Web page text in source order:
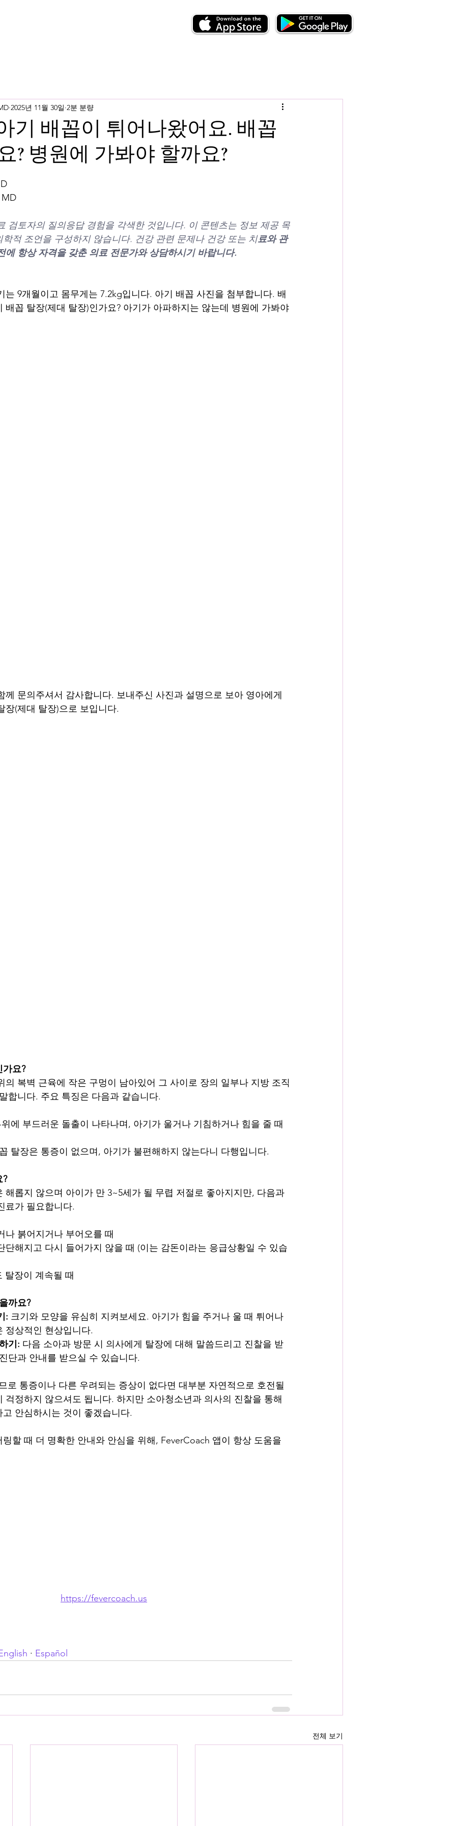
기 배꼽이 튀어나왔어요. 배꼽
? 병원에 가봐야 할까요?
2025년 11월 30일 2분 분량
검토자의 질의응답 경험을 각색한 것입니다. 이 콘텐츠는 정보 제공 목
적 조언을 구성하지 않습니다. 건강 관련 문제나 건강 또는 치료와 관
에 항상 자격을 갖춘 의료 전문가와 상담하시기 바랍니다.
는 9개월이고 몸무게는 7.2kg입니다. 아기 배꼽 사진을 첨부합니다. 배
배꼽 탈장(제대 탈장)인가요? 아기가 아파하지는 않는데 병원에 가봐야
께 문의주셔서 감사합니다. 보내주신 사진과 설명으로 보아 영아에게
장(제대 탈장)으로 보입니다.
요?
의 복벽 근육에 작은 구멍이 남아있어 그 사이로 장의 일부나 지방 조직
합니다. 주요 특징은 다음과 같습니다.
에 부드러운 돌출이 나타나며, 아기가 울거나 기침하거나 힘을 줄 때
탈장은 통증이 없으며, 아기가 불편해하지 않는다니 다행입니다.
?
해롭지 않으며 아이가 만 3~5세가 될 무렵 저절로 좋아지지만, 다음과
료가 필요합니다.
나 붉어지거나 부어오를 때
단해지고 다시 들어가지 않을 때 (이는 감돈이라는 응급상황일 수 있습
탈장이 계속될 때
까요?
: 크기와 모양을 유심히 지켜보세요. 아기가 힘을 주거나 울 때 튀어나
정상적인 현상입니다.
기: 다음 소아과 방문 시 의사에게 탈장에 대해 말씀드리고 진찰을 받
단과 안내를 받으실 수 있습니다.
로 통증이나 다른 우려되는 증상이 없다면 대부분 자연적으로 호전될
걱정하지 않으셔도 됩니다. 하지만 소아청소년과 의사의 진찰을 통해
안심하시는 것이 좋겠습니다.
할 때 더 명확한 안내와 안심을 위해, FeverCoach 앱이 항상 도움을
https://fevercoach.us
· Español
전체 보기